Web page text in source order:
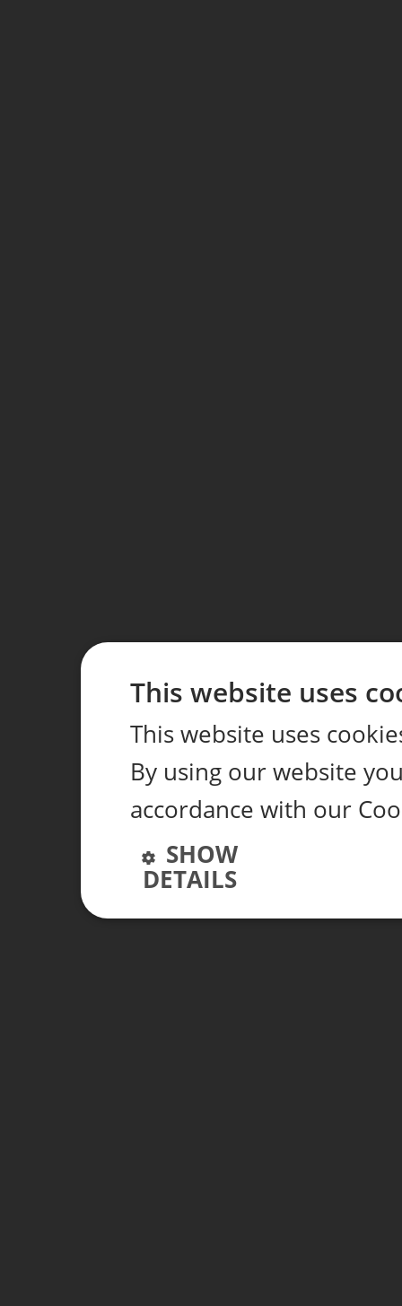
This website uses
This website uses
By using our website
accordance with our
SHOW
DETAILS